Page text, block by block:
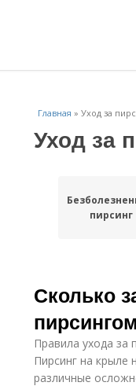
Главная » Уход за
Уход за
пирсинг
Сколько
Правила ухода за
Пирсинг на крыле
различные